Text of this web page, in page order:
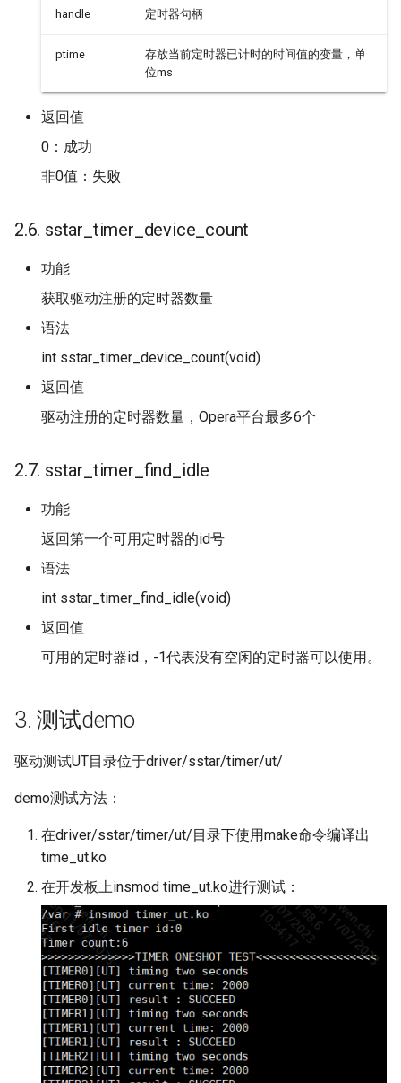
handle 定时器句柄
ptime
存放当前定时器已计时的时间值的变量，单
位ms
返回值
0：成功
非0值：失败
2.6. sstar_timer_device_count
功能
获取驱动注册的定时器数量
语法
int sstar_timer_device_count(void)
返回值
驱动注册的定时器数量，Opera平台最多6个
2.7. sstar_timer_find_idle
功能
返回第一个可用定时器的id号
语法
int sstar_timer_find_idle(void)
返回值
可用的定时器id，-1代表没有空闲的定时器可以使用。
3. 测试demo
驱动测试UT目录位于driver/sstar/timer/ut/
demo测试方法：
在driver/sstar/timer/ut/目录下使用make命令编译出
time_ut.ko
在开发板上insmod time_ut.ko进行测试：